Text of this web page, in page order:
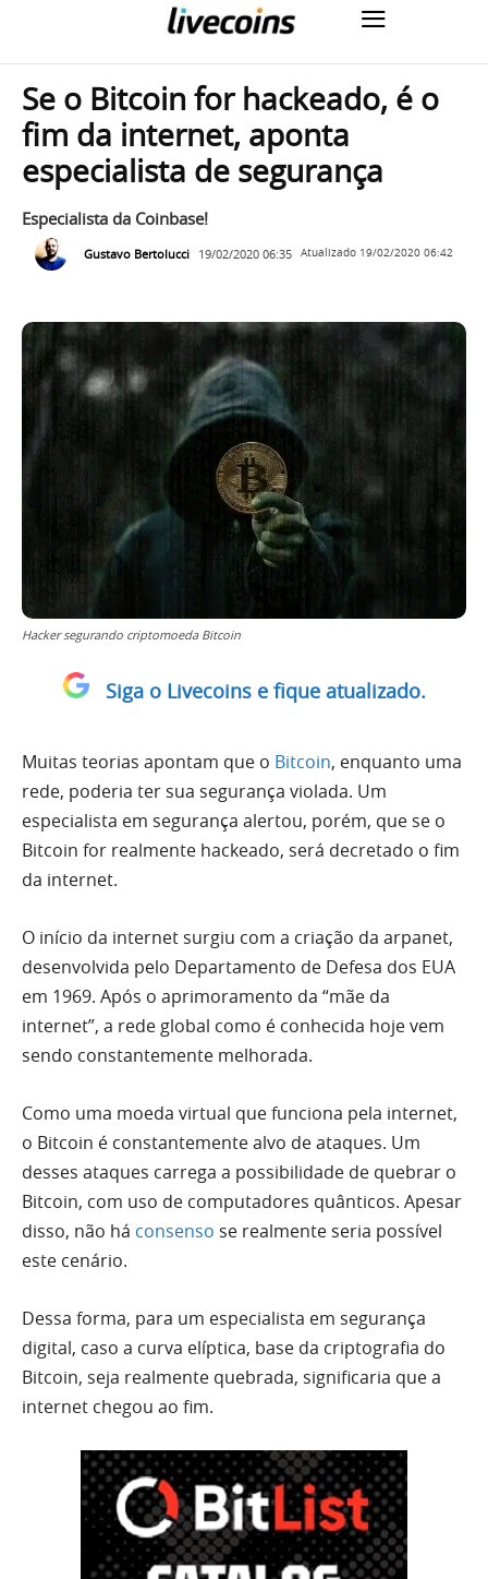
Se o Bitcoin for hackeado, é o
fim da internet, aponta
especialista de segurança
Especialista da Coinbase!
Gustavo Bertolucci 19/02/2020 06:35 Atualizado 19/02/2020 06:42
Hacker segurando criptomoeda Bitcoin
Siga o Livecoins e fique atualizado.
Muitas teorias apontam que o Bitcoin, enquanto uma
rede, poderia ter sua segurança violada. Um
especialista em segurança alertou, porém, que se o
Bitcoin for realmente hackeado, será decretado o fim
da internet.
O início da internet surgiu com a criação da arpanet,
desenvolvida pelo Departamento de Defesa dos EUA
em 1969. Após o aprimoramento da “mãe da
internet”, a rede global como é conhecida hoje vem
sendo constantemente melhorada.
Como uma moeda virtual que funciona pela internet,
o Bitcoin é constantemente alvo de ataques. Um
desses ataques carrega a possibilidade de quebrar o
Bitcoin, com uso de computadores quânticos. Apesar
disso, não há consenso se realmente seria possível
este cenário.
Dessa forma, para um especialista em segurança
digital, caso a curva elíptica, base da criptografia do
Bitcoin, seja realmente quebrada, significaria que a
internet chegou ao fim.